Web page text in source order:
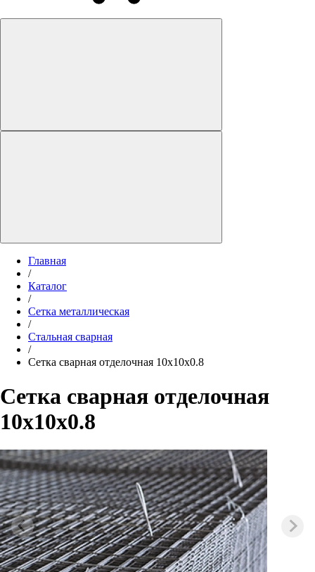
Главная
/
Каталог
/
Сетка металлическая
/
Стальная сварная
/
Сетка сварная отделочная 10х10х0.8
Сетка сварная отделочная
10х10х0.8